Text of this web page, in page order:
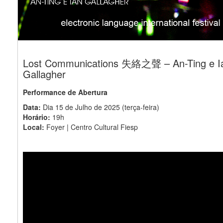
Lost Communications 失絡之聲 – An-Ting e
Gallagher
Performance de Abertura
Data: Dia 15 de Julho de 2025 (terça-feira)
Horário: 19h
Local: Foyer | Centro Cultural Fiesp